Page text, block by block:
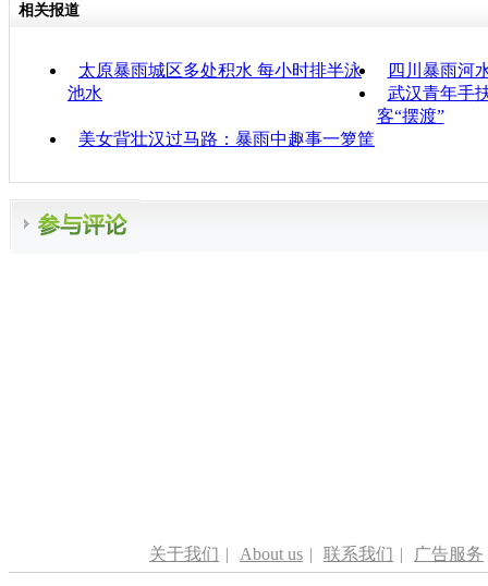
相关报道
太原暴雨城区多处积水 每小时排半泳
池水
四川暴雨河
武汉青年手
客“摆渡”
美女背壮汉过马路：暴雨中趣事一箩筐
关于我们 | About us | 联系我们 | 广告服务